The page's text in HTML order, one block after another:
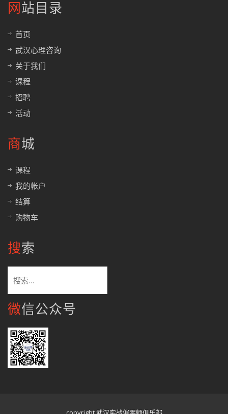
网站目录
首页
武汉心理咨询
关于我们
课程
招聘
活动
商城
课程
我的帐户
结算
购物车
搜索
索：
微信公众号